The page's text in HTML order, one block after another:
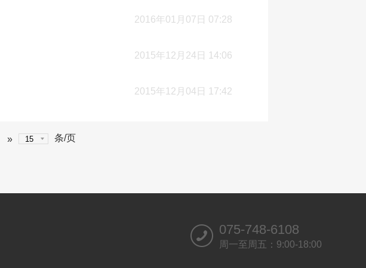
2016年01月07日 07:28
2015年12月24日 14:06
2015年12月04日 17:42
» 条/页
075-748-6108
周一至周五：9:00-18:00